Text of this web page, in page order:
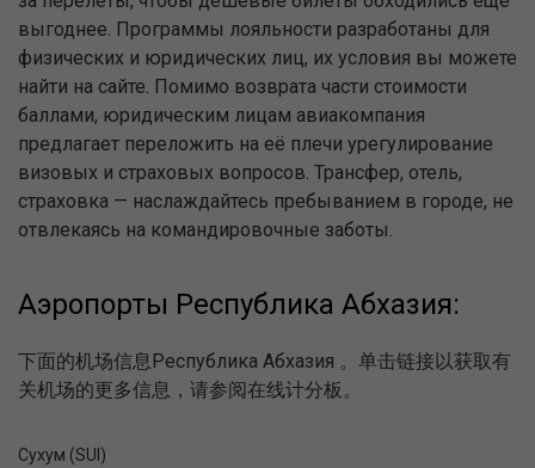
выгоднее. Программы лояльности разработаны для
физических и юридических лиц, их условия вы можете
найти на сайте. Помимо возврата части стоимости
баллами, юридическим лицам авиакомпания
предлагает переложить на её плечи урегулирование
визовых и страховых вопросов. Трансфер, отель,
страховка — наслаждайтесь пребыванием в городе, не
отвлекаясь на командировочные заботы.
Аэропорты Республика Абхазия:
下面的机场信息Республика Абхазия 。单击链接以获取有
关机场的更多信息，请参阅在线计分板。
Сухум (SUI)